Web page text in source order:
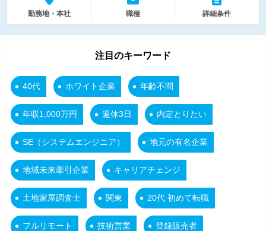
勤務地・本社 職種 詳細条件
注目のキーワード
40代 ホワイト企業 年齢不問
年収1,000万円 週休3日 内定とりたい
SE（システムエンジニア） 地元の有名企業
地域未来牽引企業 キャリアチェンジ
土地家屋調査士 関東 20代 初めて転職
フルリモート 技術営業 登録販売者